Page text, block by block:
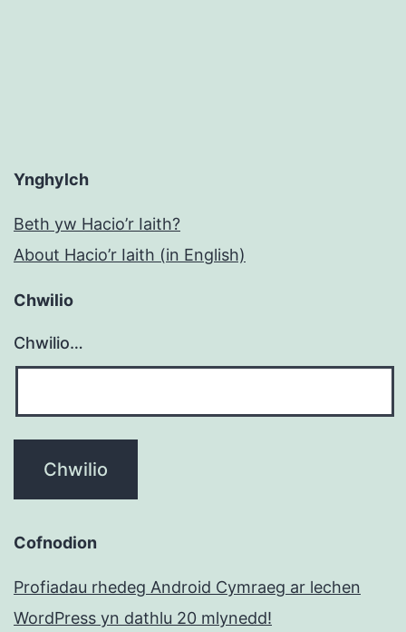
Ynghylch
Beth yw Hacio’r Iaith?
About Hacio’r Iaith (in English)
Chwilio
Chwilio…
Cofnodion
Profiadau rhedeg Android Cymraeg ar lechen
WordPress yn dathlu 20 mlynedd!